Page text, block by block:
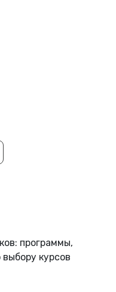
программы,
курсов